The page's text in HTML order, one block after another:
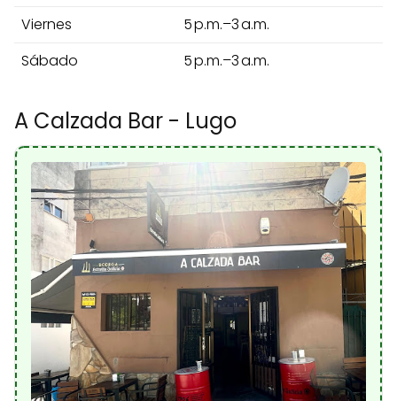
Viernes
5 p.m.–3 a.m.
Sábado
5 p.m.–3 a.m.
A Calzada Bar - Lugo